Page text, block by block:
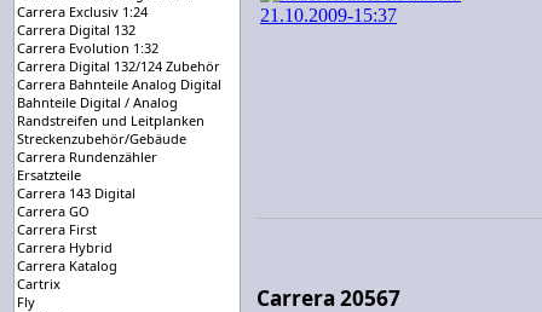
Carrera Exclusiv 1:24
Carrera Digital 132
Carrera Evolution 1:32
Carrera Digital 132/124 Zubehör
Carrera Bahnteile Analog Digital
Bahnteile Digital / Analog
Randstreifen und Leitplanken
Streckenzubehör/Gebäude
Carrera Rundenzähler
Ersatzteile
Carrera 143 Digital
Carrera GO
Carrera First
Carrera Hybrid
Carrera Katalog
Cartrix
Fly
Carrera 20567